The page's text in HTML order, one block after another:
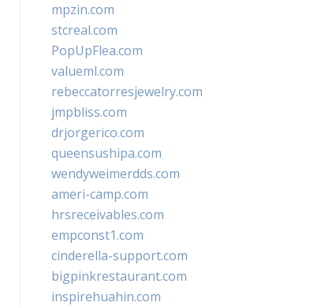
mpzin.com
stcreal.com
PopUpFlea.com
valueml.com
rebeccatorresjewelry.com
jmpbliss.com
drjorgerico.com
queensushipa.com
wendyweimerdds.com
ameri-camp.com
hrsreceivables.com
empconst1.com
cinderella-support.com
bigpinkrestaurant.com
inspirehuahin.com